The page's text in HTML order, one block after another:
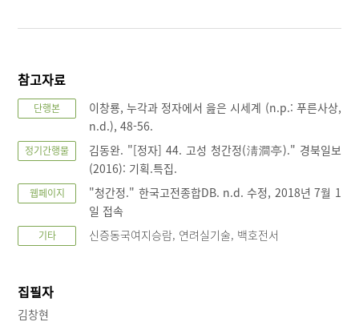
참고자료
단행본
이창룡, 누각과 정자에서 읊은 시세계 (n.p.: 푸른사상,
n.d.), 48-56.
정기간행물
김동완. "[정자] 44. 고성 청간정(淸澗亭)." 경북일보
(2016): 기획.특집.
웹페이지
"청간정." 한국고전종합DB. n.d. 수정, 2018년 7월 1
일 접속
기타 신증동국여지승람, 연려실기술, 백호전서
집필자
김창현